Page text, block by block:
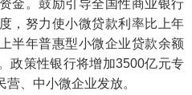
金。鼓励引导全国性商业银行
，努力使小微贷款利率比上年
半年普惠型小微企业贷款余额
政策性银行将增加3500亿元专
、中小微企业发放。